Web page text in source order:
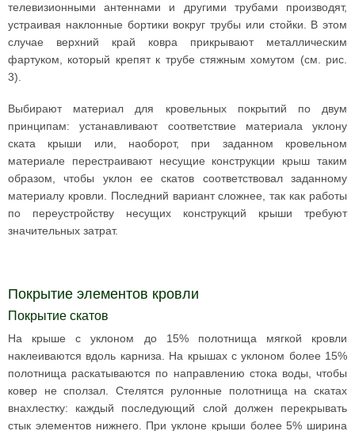
телевизионными антеннами и другими трубами производят,
устраивая наклонные бортики вокруг трубы или стойки. В этом
случае верхний край ковра прикрывают металлическим
фартуком, который крепят к трубе стяжным хомутом (см. рис.
3).
Выбирают материал для кровельных покрытий по двум
принципам: устанавливают соответствие материала уклону
ската крыши или, наоборот, при заданном кровельном
материале перестраивают несущие конструкции крыш таким
образом, чтобы уклон ее скатов соответствовал заданному
материалу кровли. Последний вариант сложнее, так как работы
по переустройству несущих конструкций крыши требуют
значительных затрат.
Покрытие элементов кровли
Покрытие скатов
На крыше с уклоном до 15% полотнища мягкой кровли
наклеиваются вдоль карниза. На крышах с уклоном более 15%
полотнища раскатываются по направлению стока воды, чтобы
ковер не сползал. Стелятся рулонные полотнища на скатах
внахлестку: каждый последующий слой должен перекрывать
стык элементов нижнего. При уклоне крыши более 5% ширина